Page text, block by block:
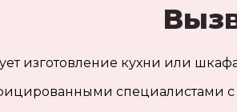
изготовление кухни или
специалистами